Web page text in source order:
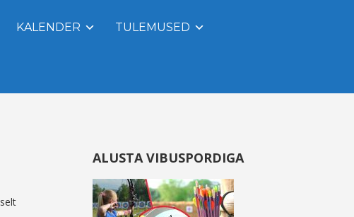
KALENDER TULEMUSED
ALUSTA VIBUSPORDIGA